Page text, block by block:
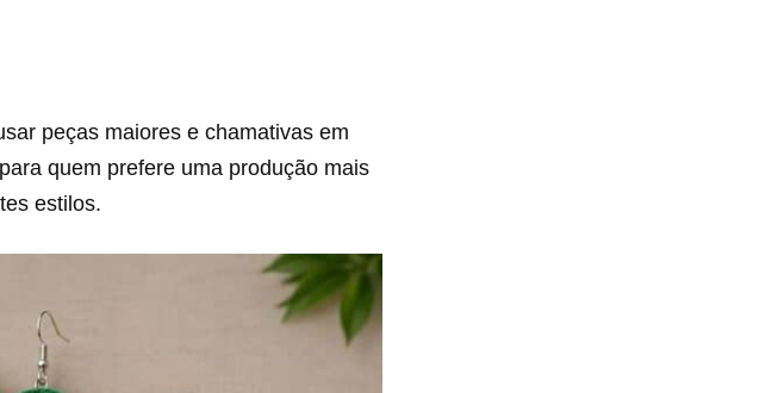
peças maiores e chamativas em
quem prefere uma produção mais
estilos.